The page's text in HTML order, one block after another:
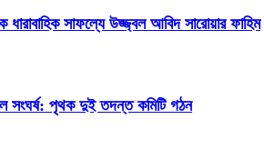
ধারাবাহিক সাফল্যে উজ্জ্বল আবিদ সারোয়ার ফাহিম
সংঘর্ষ: পৃথক দুই তদন্ত কমিটি গঠন